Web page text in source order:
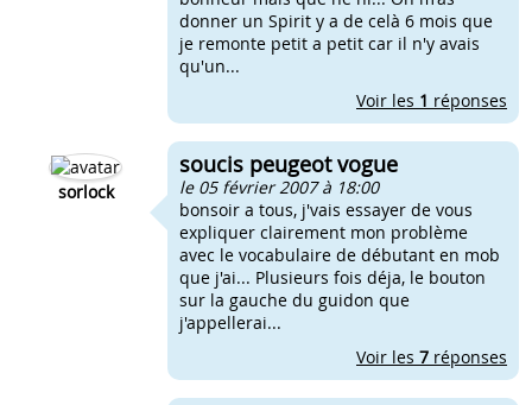
donner un Spirit y a de celà 6 mois que
je remonte petit a petit car il n'y avais
qu'un...
Voir les 1 réponses
sorlock
soucis peugeot vogue
le 05 février 2007 à 18:00
bonsoir a tous, j'vais essayer de vous
expliquer clairement mon problème
avec le vocabulaire de débutant en mob
que j'ai... Plusieurs fois déja, le bouton
sur la gauche du guidon que
j'appellerai...
Voir les 7 réponses